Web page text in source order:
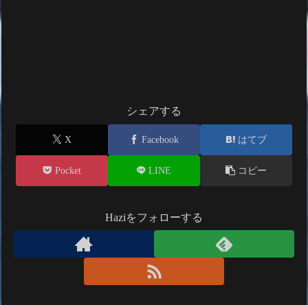
シェアする
X Facebook はてブ
Pocket LINE コピー
Haziをフォローする